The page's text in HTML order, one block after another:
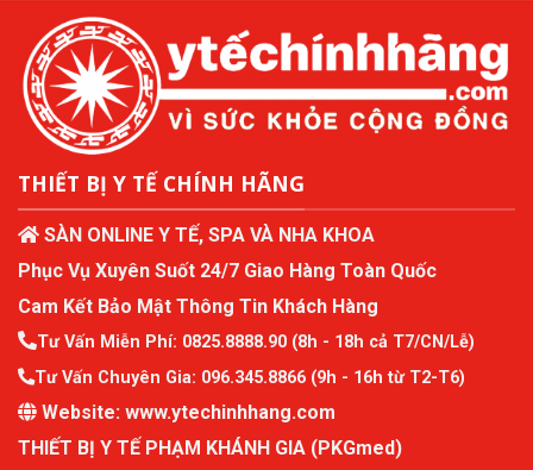
THIẾT BỊ Y TẾ CHÍNH HÃNG
SÀN ONLINE Y TẾ, SPA VÀ NHA KHOA
Phục Vụ Xuyên Suốt 24/7 Giao Hàng Toàn Quốc
Cam Kết Bảo Mật Thông Tin Khách Hàng
Tư Vấn Miễn Phí: 0825.8888.90 (8h - 18h cả T7/CN/Lễ)
Tư Vấn Chuyên Gia: 096.345.8866 (9h - 16h từ T2-T6)
Website: www.ytechinhhang.com
THIẾT BỊ Y TẾ PHẠM KHÁNH GIA (PKGmed)